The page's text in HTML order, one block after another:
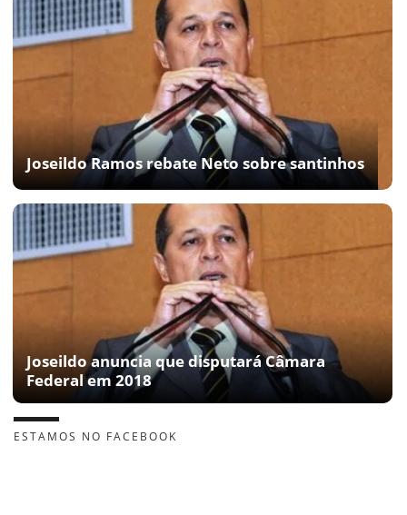
Joseildo Ramos rebate Neto sobre santinhos
Joseildo anuncia que disputará Câmara
Federal em 2018
ESTAMOS NO FACEBOOK